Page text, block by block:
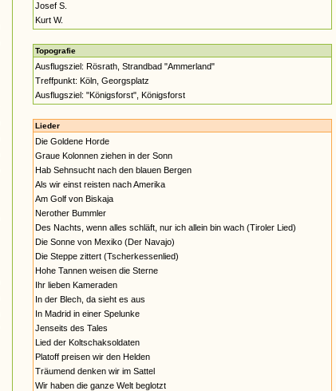
Josef S.
Kurt W.
Topografie
Ausflugsziel: Rösrath, Strandbad "Ammerland"
Treffpunkt: Köln, Georgsplatz
Ausflugsziel: "Königsforst", Königsforst
Lieder
Die Goldene Horde
Graue Kolonnen ziehen in der Sonn
Hab Sehnsucht nach den blauen Bergen
Als wir einst reisten nach Amerika
Am Golf von Biskaja
Nerother Bummler
Des Nachts, wenn alles schläft, nur ich allein bin wach (Tiroler Lied)
Die Sonne von Mexiko (Der Navajo)
Die Steppe zittert (Tscherkessenlied)
Hohe Tannen weisen die Sterne
Ihr lieben Kameraden
In der Blech, da sieht es aus
In Madrid in einer Spelunke
Jenseits des Tales
Lied der Koltschaksoldaten
Platoff preisen wir den Helden
Träumend denken wir im Sattel
Wir haben die ganze Welt beglotzt